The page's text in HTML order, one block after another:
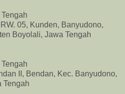
05, Kunden, Banyudono,
Boyolali, Jawa Tengah
II, Bendan, Kec. Banyudono,
Tengah